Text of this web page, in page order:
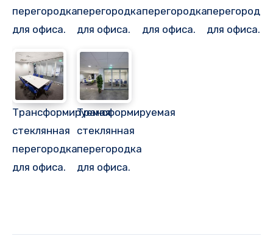
перегородка
для офиса.
перегородка
для офиса.
перегородка
для офиса.
перегородка
для офиса.
Трансформируемая
стеклянная
перегородка
для офиса.
Трансформируемая
стеклянная
перегородка
для офиса.